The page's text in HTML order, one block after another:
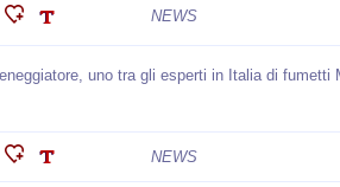
NEWS
uno tra gli esperti in Italia di fumetti
NEWS